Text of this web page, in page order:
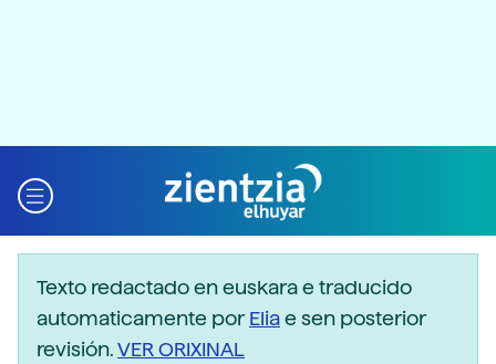
Texto redactado en euskara e traducido
automaticamente porEliae sen posterior
revisión.VER ORIXINAL